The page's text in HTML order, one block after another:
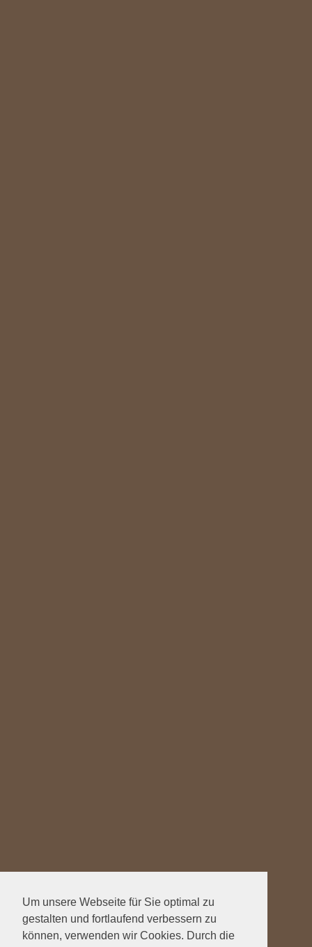
Um unsere Webseite für Sie optimal zu
gestalten und fortlaufend verbessern zu
können, verwenden wir Cookies. Durch die